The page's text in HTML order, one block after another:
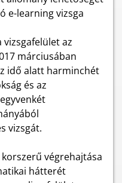
e-learning vizsga
vizsgafelület az
márciusában
idő alatt harminchét
és az
vizsgát.
végrehajtása
hátterét